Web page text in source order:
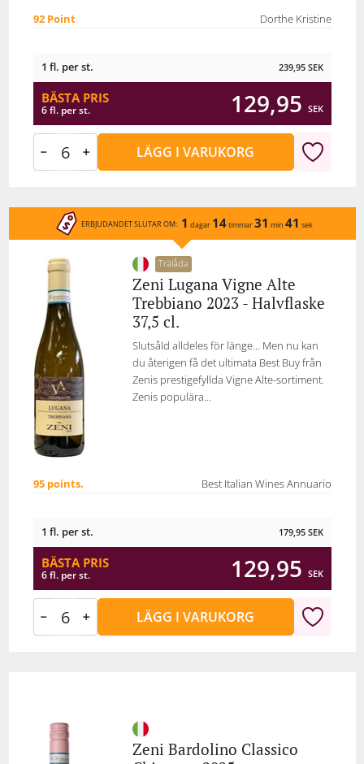
92 Point Dorthe Kristine
1 fl. per st. 239,95 SEK
BÄSTA PRIS
6 fl. per st. 129,95 SEK
LÄGG I VARUKORG
ERBJUDANDET SLUTAR OM: 1 dagar 14timmar31 min 41 sek
Trälåda
Zeni Lugana Vigne Alte
Trebbiano 2023 - Halvflaske
37,5 cl.
Slutsåld alldeles för länge... Men nu kan
du återigen få det ultimata Best Buy från
Zenis prestigefyllda Vigne Alte-sortiment.
Zenis populära...
95 points. Best Italian Wines Annuario
1 fl. per st. 179,95 SEK
BÄSTA PRIS
6 fl. per st. 129,95 SEK
LÄGG I VARUKORG
Zeni Bardolino Classico